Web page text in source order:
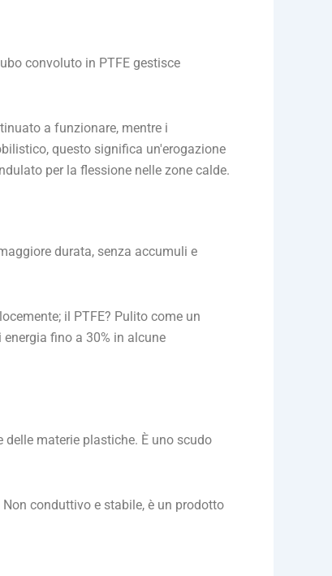
convoluto in PTFE gestisce
a funzionare, mentre i
questo significa un'erogazione
per la flessione nelle zone calde.
durata, senza accumuli e
il PTFE? Pulito come un
fino a 30% in alcune
materie plastiche. È uno scudo
conduttivo e stabile, è un prodotto